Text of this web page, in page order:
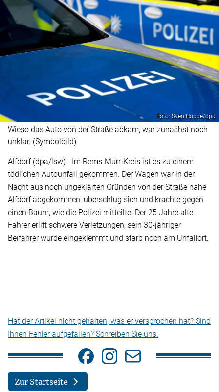
Foto: Sven Hoppe/dpa
Wieso das Auto von der Straße abkam, war zunächst noch
unklar. (Symbolbild)
Alfdorf (dpa/lsw) - Im Rems-Murr-Kreis ist es zu einem
tödlichen Autounfall gekommen. Der Wagen war in der
Nacht aus noch ungeklärten Gründen von der Straße nahe
Alfdorf abgekommen, überschlug sich und krachte gegen
einen Baum, wie die Polizei mitteilte. Der 25 Jahre alte
Fahrer erlitt schwere Verletzungen, sein 30-jähriger
Beifahrer wurde eingeklemmt und starb noch am Unfallort.
Hat der Artikel nicht gehalten, was er versprochen hat? Sind
Ihnen Fehler aufgefallen? Schreiben Sie uns.
Zur Startseite